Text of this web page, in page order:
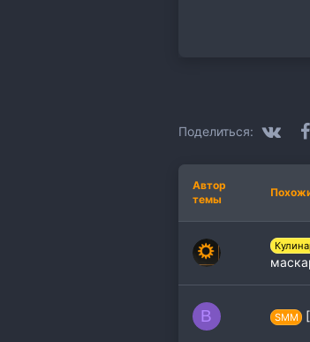
Поделиться: VK
Автор
темы
B SMM